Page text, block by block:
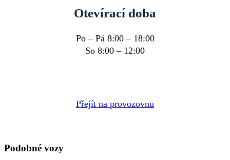
Otevírací doba
Po – Pá 8:00 – 18:00
So 8:00 – 12:00
Přejít na provozovnu
Podobné vozy